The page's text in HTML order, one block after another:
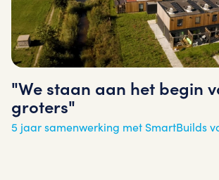
"We staan aan het begin
groters"
5 jaar samenwerking met SmartBuilds